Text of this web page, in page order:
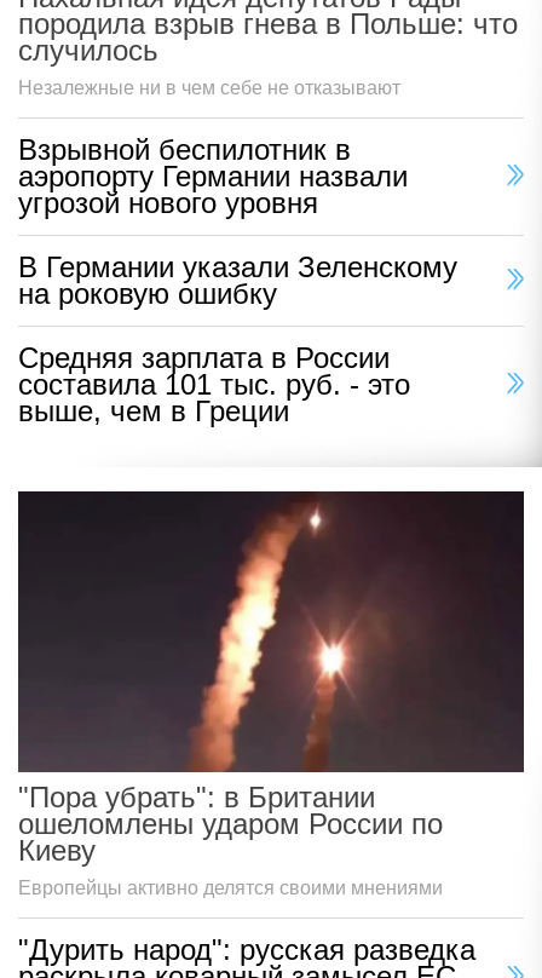
породила взрыв гнева в Польше: что
случилось
Незалежные ни в чем себе не отказывают
Взрывной беспилотник в
аэропорту Германии назвали
угрозой нового уровня
В Германии указали Зеленскому
на роковую ошибку
Средняя зарплата в России
составила 101 тыс. руб. - это
выше, чем в Греции
"Пора убрать": в Британии
ошеломлены ударом России по
Киеву
Европейцы активно делятся своими мнениями
"Дурить народ": русская разведка